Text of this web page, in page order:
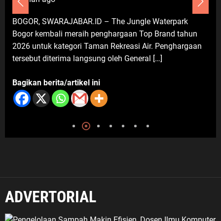
Masyarakat
6 Agustus 2026
SWARAJABAR.ID – The Jungle Waterpark
meraih penghargaan Top Brand tahun
kategori Taman Rekreasi Air. Penghargaan
diterima langsung oleh General […]
berita/artikel ini
DEPOK,
Gridea
ADVERTORIAL